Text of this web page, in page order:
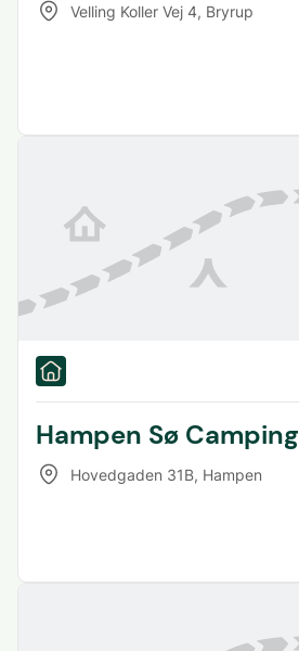
Velling Koller Vej 4, Bryrup
Hampen Sø Camping
Hovedgaden 31B, Hampen